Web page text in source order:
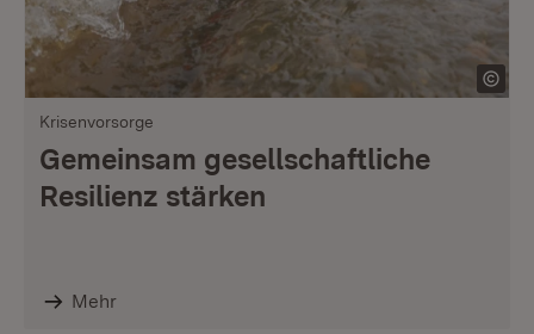
Krisenvorsorge
Gemeinsam gesellschaftliche
Resilienz stärken
Mehr